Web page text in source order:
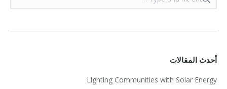
أحدث المقالات
Lighting Communities with Solar Energy